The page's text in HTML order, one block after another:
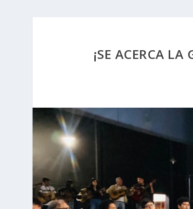
¡SE ACERCA